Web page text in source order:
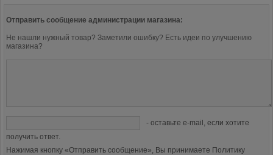
Отправить сообщение администрации магазина:
Не нашли нужный товар? Заметили ошибку? Есть идеи по улучшению
магазина?
- оставьте e-mail, если хотите
получить ответ.
Нажимая кнопку «Отправить сообщение», Вы принимаете Политику